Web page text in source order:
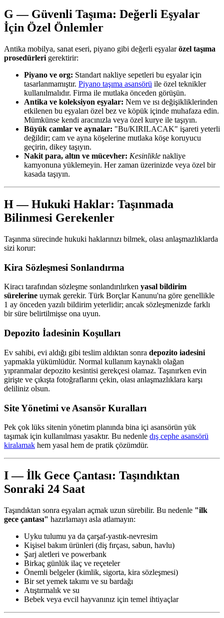
G — Güvenli Taşıma: Değerli Eşyalar
İçin Özel Önlemler
Antika mobilya, sanat eseri, piyano gibi değerli eşyalarözel taşıma
prosedürleri gerektirir:
Piyano ve org: Standart nakliye sepetleri bu eşyalar için
tasarlanmamıştır. Piyano taşıma asansörü ile özel teknikler
kullanılmalıdır. Firma ile mutlaka önceden görüşün.
Antika ve koleksiyon eşyalar: Nem ve ısı değişikliklerinden
etkilenen bu eşyaları özel bez ve köpük içinde muhafaza edin.
Mümkünse kendi aracınızla veya özel kurye ile taşıyın.
Büyük camlar ve aynalar: "Bu/KIRILACAK" işareti yeterli
değildir; cam ve ayna köşelerine mutlaka köşe koruyucu
geçirin, dikey taşıyın.
Nakit para, altın ve mücevher: Kesinlikle nakliye
kamyonuna yüklemeyin. Her zaman üzerinizde veya özel bir
kasada taşıyın.
H — Hukuki Haklar: Taşınmada
Bilinmesi Gerekenler
Taşınma sürecinde hukuki haklarınızı bilmek, olası anlaşmazlıklarda
sizi korur:
Kira Sözleşmesi Sonlandırma
Kiracı tarafından sözleşme sonlandırılırken yasal bildirim
sürelerine uymak gerekir. Türk Borçlar Kanunu'na göre genellikle
1 ay önceden yazılı bildirim yeterlidir; ancak sözleşmenizde farklı
bir süre belirtilmişse ona uyun.
Depozito İadesinin Koşulları
Ev sahibi, evi aldığı gibi teslim aldıktan sonra depozito iadesini
yapmakla yükümlüdür. Normal kullanım kaynaklı olağan
yıpranmalar depozito kesintisi gerekçesi olamaz. Taşınırken evin
girişte ve çıkışta fotoğraflarını çekin, olası anlaşmazlıklara karşı
deliliniz olsun.
Site Yönetimi ve Asansör Kuralları
Pek çok lüks sitenin yönetim planında bina içi asansörün yük
taşımak için kullanılması yasaktır. Bu nedenle dış cephe asansörü
kiralamak hem yasal hem de pratik çözümdür.
I — İlk Gece Çantası: Taşındıktan
Sonraki 24 Saat
Taşındıktan sonra eşyaları açmak uzun sürebilir. Bu nedenle "ilk
gece çantası" hazırlamayı asla atlamayın:
Uyku tulumu ya da çarşaf-yastık-nevresim
Kişisel bakım ürünleri (diş fırçası, sabun, havlu)
Şarj aletleri ve powerbank
Birkaç günlük ilaç ve reçeteler
Önemli belgeler (kimlik, sigorta, kira sözleşmesi)
Bir set yemek takımı ve su bardağı
Atıştırmalık ve su
Bebek veya evcil hayvanınız için temel ihtiyaçlar